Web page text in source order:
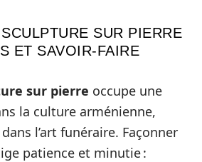
SCULPTURE SUR PIERRE
ET SAVOIR-FAIRE
sur pierre occupe une
la culture arménienne,
l’art funéraire. Façonner
patience et minutie :